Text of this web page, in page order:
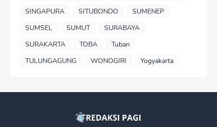
SINGAPURA
SITUBONDO
SUMENEP
SUMSEL
SUMUT
SURABAYA
SURAKARTA
TOBA
Tuban
TULUNGAGUNG
WONOGIRI Yogyakarta